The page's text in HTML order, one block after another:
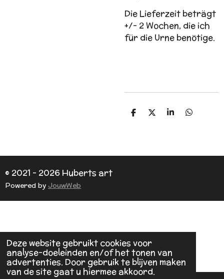
Deze website gebruikt cookies voor
analyse-doeleinden en/of het tonen van
advertenties. Door gebruik te blijven maken
van de site gaat u hiermee akkoord.
Die Lieferzeit beträgt
+/- 2 Wochen, die ich
für die Urne benötige.
D
D
S
D
© 2021 - 2026 Huberts art
Powered by JouwWeb